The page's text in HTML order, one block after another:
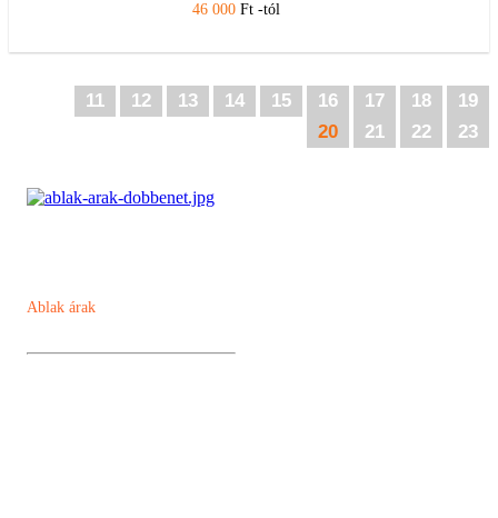
46 000 Ft -tól
11 12 13 14 15 16 17 18
19
20
21 22 23
Ablak árak